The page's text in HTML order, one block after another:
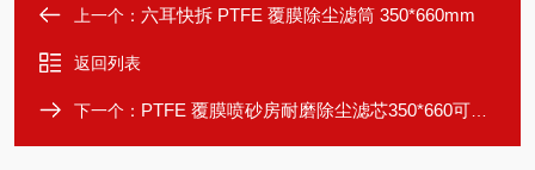
上一个： 六耳快拆 PTFE 覆膜除尘滤筒 350*660mm
返回列表
下一个： PTFE 覆膜喷砂房耐磨除尘滤芯350*660可定制